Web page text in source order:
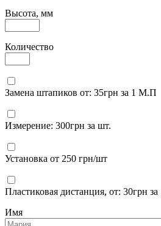
Высота, мм
Количество
Замена штапиков от: 35грн за 1 М.П
Измерение: 300грн за шт.
Установка от 250 грн/шт
Пластиковая дистанция, от: 30грн
Имя